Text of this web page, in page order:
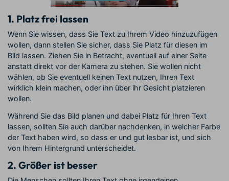
1. Platz frei lassen
Wenn Sie wissen, dass Sie Text zu Ihrem Video hinzuzufügen
wollen, dann stellen Sie sicher, dass Sie Platz für diesen im
Bild lassen. Ziehen Sie in Betracht, eventuell auf einer Seite
anstatt direkt vor der Kamera zu stehen. Sie wollen nicht
wählen, ob Sie eventuell keinen Text nutzen, Ihren Text
wirklich klein machen, oder ihn über ihr Gesicht platzieren
wollen.
Während Sie das Bild planen und dabei Platz für Ihren Text
lassen, sollten Sie auch darüber nachdenken, in welcher Farbe
der Text haben wird, so dass er und gut lesbar ist, und sich
von Ihrem Hintergrund unterscheidet.
2. Größer ist besser